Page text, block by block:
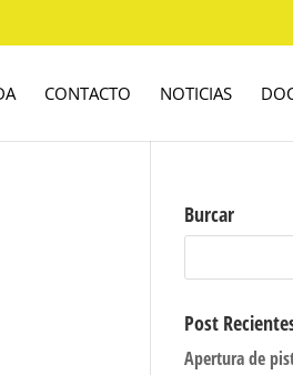
CONTACTO NOTICIAS
Burcar
Post
Apertura de